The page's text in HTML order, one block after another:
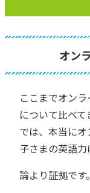
オン
ここまでオン
について比べて
では、本当に
子さまの英語
論より証拠です。